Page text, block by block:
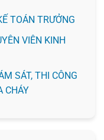
TOÁN TRƯỞNG
VIÊN KINH
SÁT, THI CÔNG
CHÁY